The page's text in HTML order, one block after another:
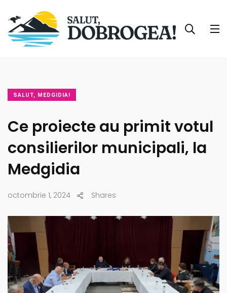
SALUT, MEDGIDIA!
Ce proiecte au primit votul
consilierilor municipali, la
Medgidia
octombrie 1, 2024 Shares